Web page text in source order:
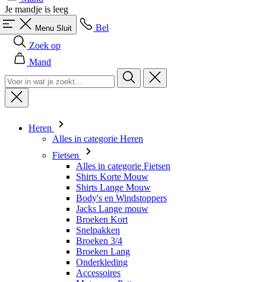
Mand
Heren
Alles in categorie Heren
Shirts Lange Mouw
Body's en Windstoppers
Jacks Lange mouw
Broeken Kort
Snelpakken
Broeken 3/4
Broeken Lang
Onderkleding
Accessoires
Mutsen en Petten
Handschoenen
Sokken
Overig